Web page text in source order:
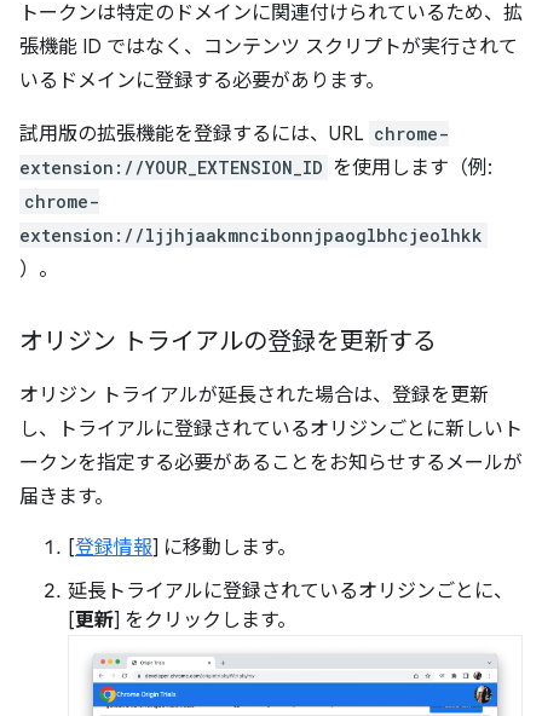
トークンは特定のドメインに関連付けられているため、拡
張機能 ID ではなく、コンテンツ スクリプトが実行されて
いるドメインに登録する必要があります。
試用版の拡張機能を登録するには、URL chrome-
extension://YOUR_EXTENSION_ID を使用します（例:
chrome-
extension://ljjhjaakmncibonnjpaoglbhcjeolhkk
）。
オリジン トライアルの登録を更新する
オリジン トライアルが延長された場合は、登録を更新
し、トライアルに登録されているオリジンごとに新しいト
ークンを指定する必要があることをお知らせするメールが
届きます。
[登録情報] に移動します。
延長トライアルに登録されているオリジンごとに、
[更新] をクリックします。